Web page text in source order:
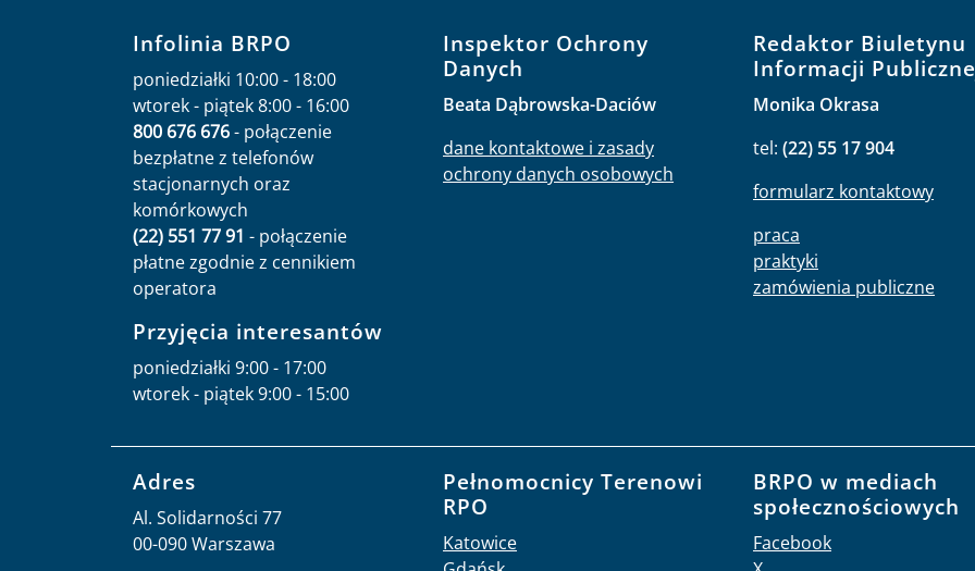
Infolinia BRPO
poniedziałki 10:00 - 18:00
wtorek - piątek 8:00 - 16:00
800 676 676- połączenie
bezpłatne z telefonów
stacjonarnych oraz
komórkowych
(22) 551 77 91 - połączenie
płatne zgodnie z cennikiem
operatora
Przyjęcia interesantów
poniedziałki 9:00 - 17:00
wtorek - piątek 9:00 - 15:00
Inspektor Ochrony
Danych
Beata Dąbrowska-Daciów
dane kontaktowe i zasady
ochrony danych osobowych
Redaktor Biuletynu
Informacji
Monika Okrasa
tel: (22) 55 17 904
formularz kontaktowy
praca
praktyki
zamówienia publiczne
Adres
Al. Solidarności 77
00-090 Warszawa
Pełnomocnicy Terenowi
RPO
Katowice
BRPO w mediach
społecznościowych
Facebook